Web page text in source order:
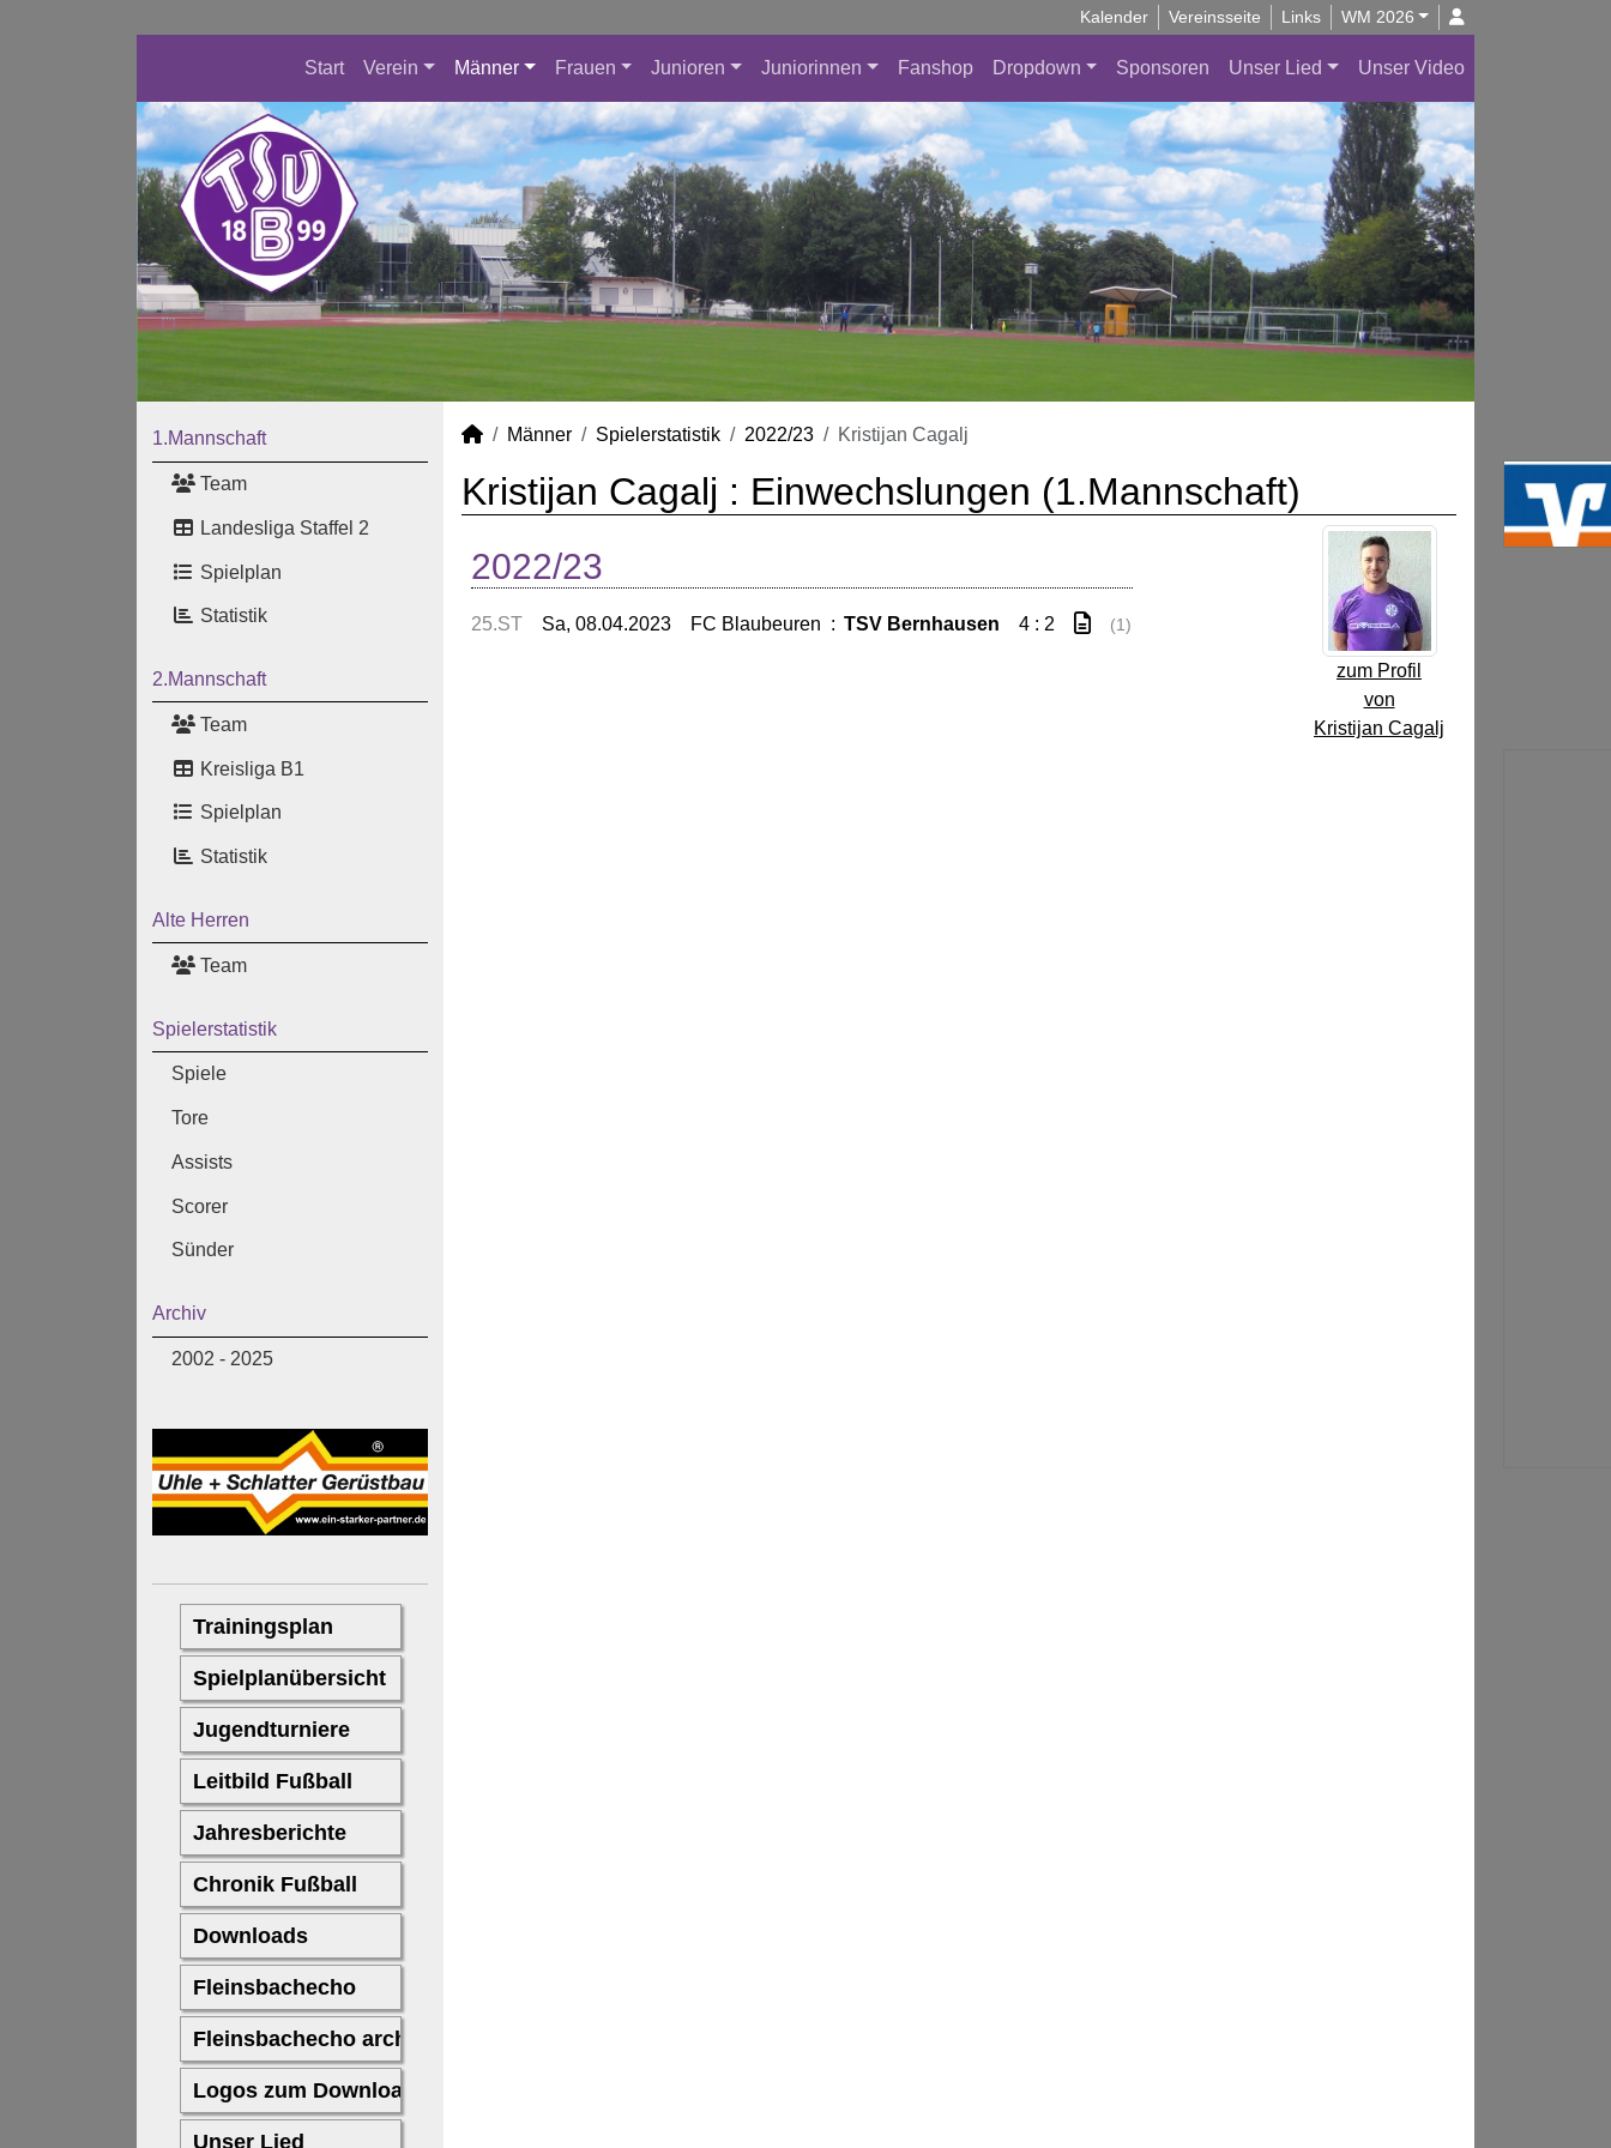
Kalender Vereinsseite Links WM 2026
Start Verein Männer Frauen Junioren Juniorinnen Fanshop Dropdown Sponsoren Unser Lied Unser Video
1.Mannschaft
Team
Landesliga Staffel 2
Spielplan
Statistik
2.Mannschaft
Team
Kreisliga B1
Spielplan
Statistik
Alte Herren
Team
Spielerstatistik
Spiele
Tore
Assists
Scorer
Sünder
Archiv
2002 - 2025
Männer Spielerstatistik 2022/23 Kristijan Cagalj
Kristijan Cagalj : Einwechslungen (1.Mannschaft)
zum Profil
von
Kristijan Cagalj
2022/23
25.ST Sa, 08.04.2023 FC Blaubeuren : TSV Bernhausen 4 : 2 (1)